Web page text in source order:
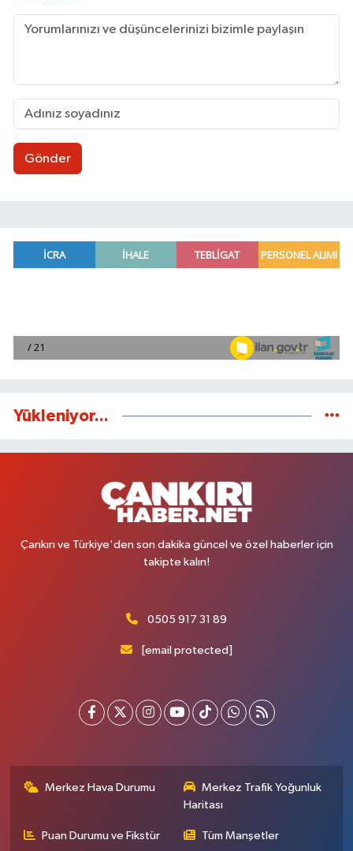
Gönder
Yükleniyor...
Çankırı ve Türkiye'den son dakika güncel ve özel haberler için
takipte kalın!
0505 917 31 89
[email protected]
Merkez Hava Durumu
Merkez Trafik Yoğunluk
Haritası
Puan Durumu ve Fikstür Tüm Manşetler